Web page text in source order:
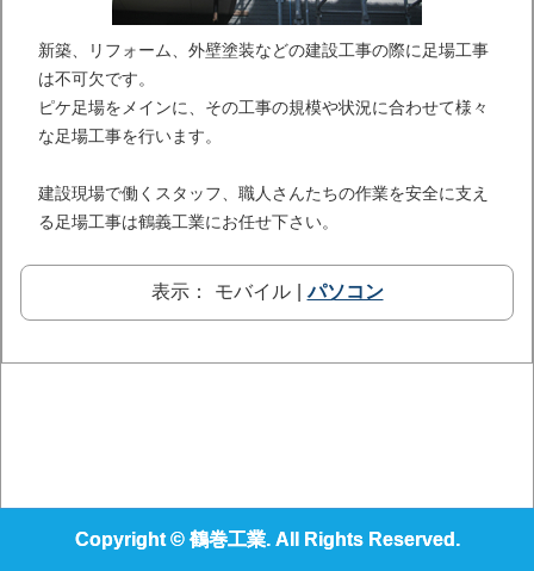
新築、リフォーム、外壁塗装などの建設工事の際に足場工事
は不可欠です。
ピケ足場をメインに、その工事の規模や状況に合わせて様々
な足場工事を行います。
建設現場で働くスタッフ、職人さんたちの作業を安全に支え
る足場工事は鶴義工業にお任せ下さい。
表示： モバイル パソコン
Copyright © 鶴巻工業. All Rights Reserved.